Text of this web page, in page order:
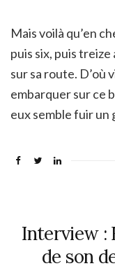
Mais voilà qu’en
puis six, puis
sur sa route. D’où
embarquer sur ce
eux semble fuir un
Interview :
de son